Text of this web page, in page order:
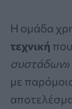
Η ομάδα
τεχνική
συστάδων
με